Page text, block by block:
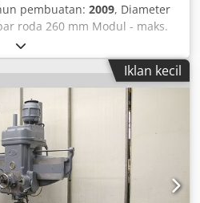
pembuatan: 2009, Diameter
roda 260 mm Modul - maks.
(stroke) 270 mm Jarak
roda pemotong - SK
meja 900 mm Diameter
gigi dalam 1200 mm
langkah - tanpa tahapan
spindle 125 mm Lubang
Min/Maks 0-820 Daya
30 KW Kebutuhan daya total 72
t Kebutuhan ruang sekitar
Iklan kecil